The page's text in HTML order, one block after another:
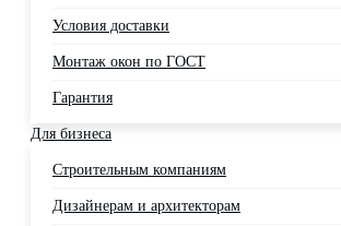
Условия доставки
Монтаж окон по ГОСТ
Гарантия
Для бизнеса
Строительным компаниям
Дизайнерам и архитекторам